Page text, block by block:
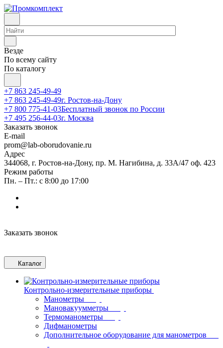
Везде
По всему сайту
По каталогу
+7 863 245-49-49
+7 863 245-49-49г. Ростов-на-Дону
+7 800 775-41-03Бесплатный звонок по России
+7 495 256-44-03г. Москва
Заказать звонок
E-mail
prom@lab-oborudovanie.ru
Адрес
344068, г. Ростов-на-Дону, пр. М. Нагибина, д. 33А/47 оф. 423
Режим работы
Пн. – Пт.: с 8:00 до 17:00
Заказать звонок
Каталог
Контрольно-измерительные приборы
Манометры
Мановакуумметры
Термоманометры
Дифманометры
Дополнительное оборудование для манометров